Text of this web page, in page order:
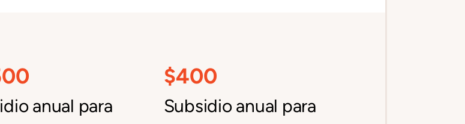
anual para
$400
Subsidio anual para